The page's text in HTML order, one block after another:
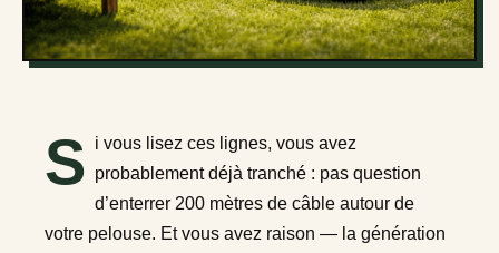
S
i vous lisez ces lignes, vous avez
probablement déjà tranché : pas question
d’enterrer 200 mètres de câble autour de
votre pelouse. Et vous avez raison — la génération